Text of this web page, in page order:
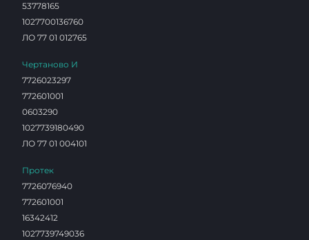
53778165
1027700136760
ЛО 77 01 012765
Чертаново И
7726023297
772601001
0603290
1027739180490
ЛО 77 01 004101
Протек
7726076940
772601001
16342412
1027739749036